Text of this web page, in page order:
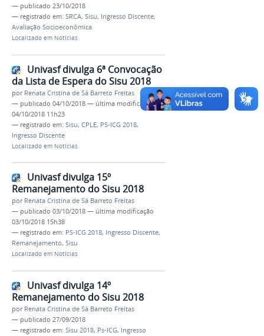
— publicado 23/10/2018
— registrado em: SRCA, Sisu, Ingresso Discente,
Avaliação Socioeconômica
Localizado em Notícias
Univasf divulga 6ª Convocação
da Lista de Espera do Sisu 2018
por Renata Cristina de Sá Barreto Freitas
— publicado 04/10/2018 — última modificação
04/10/2018 11h23
— registrado em: Sisu, CPLE, PS-ICG 2018,
Ingresso Discente
Localizado em Notícias
Univasf divulga 15º
Remanejamento do Sisu 2018
por Renata Cristina de Sá Barreto Freitas
— publicado 03/10/2018 — última modificação
03/10/2018 15h38
— registrado em: PS-ICG 2018, Ingresso Discente,
Remanejamento, Sisu
Localizado em Notícias
Univasf divulga 14º
Remanejamento do Sisu 2018
por Renata Cristina de Sá Barreto Freitas
— publicado 27/09/2018
— registrado em: Sisu 2018, Ps-ICG, Ingresso